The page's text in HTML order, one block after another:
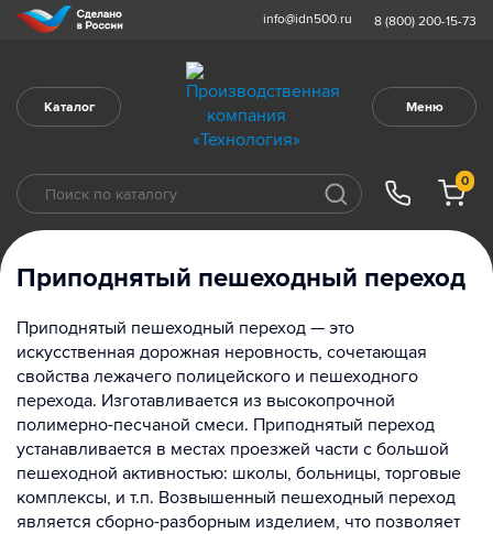
info@idn500.ru 8 (800) 200-15-73
Каталог Меню
0
Приподнятый пешеходный переход
Приподнятый пешеходный переход — это
искусственная дорожная неровность, сочетающая
свойства лежачего полицейского и пешеходного
перехода. Изготавливается из высокопрочной
полимерно-песчаной смеси. Приподнятый переход
устанавливается в местах проезжей части с большой
пешеходной активностью: школы, больницы, торговые
комплексы, и т.п. Возвышенный пешеходный переход
является сборно-разборным изделием, что позволяет